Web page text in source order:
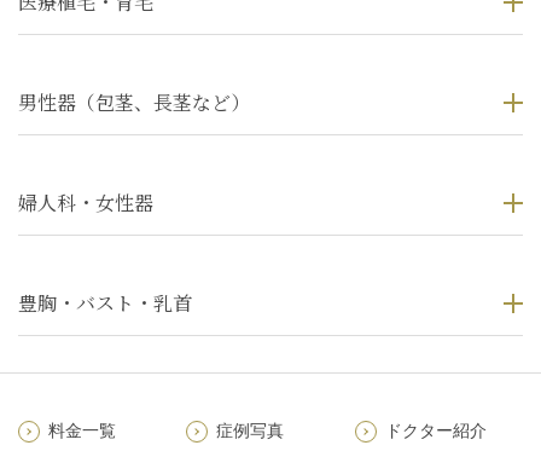
男性器（包茎、長茎など）
婦人科・女性器
豊胸・バスト・乳首
料金一覧 症例写真 ドクター紹介